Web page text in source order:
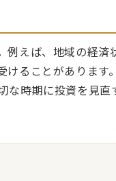
例えば、地域の経
けることがありま
時期に投資を見直